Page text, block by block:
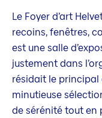
Le Foyer d’art
recoins, fenêtres,
est une salle
justement dans
résidait le principal
minutieuse
de sérénité tout en